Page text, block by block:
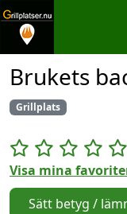
Brukets
Grillplats
Visa mina
Sätt betyg /